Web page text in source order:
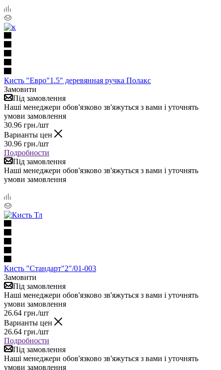
Кисть "Евро"1.5" деревянная ручка Полакс
Замовити
Під замовлення
Наші менеджери обов'язково зв'яжуться з вами і уточнять
умови замовлення
30.96 грн./шт
Варианты цен
30.96 грн./шт
Подробности
Під замовлення
Наші менеджери обов'язково зв'яжуться з вами і уточнять
умови замовлення
Кисть "Стандарт"2"/01-003
Замовити
Під замовлення
Наші менеджери обов'язково зв'яжуться з вами і уточнять
умови замовлення
26.64 грн./шт
Варианты цен
26.64 грн./шт
Подробности
Під замовлення
Наші менеджери обов'язково зв'яжуться з вами і уточнять
умови замовлення